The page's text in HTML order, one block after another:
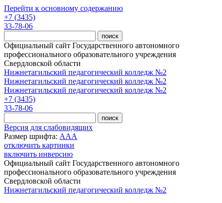
Перейти к основному содержанию
+7 (3435)
33-78-06
Официальный сайт Государственного автономного
профессионального образовательного учреждения
Свердловской области
Нижнетагильский педагогический колледж №2
Нижнетагильский педагогический колледж №2
Нижнетагильский педагогический колледж №2
+7 (3435)
33-78-06
Версия для слабовидящих
Размер шрифта: AAA
отключить картинки
включить инверсию
Официальный сайт Государственного автономного
профессионального образовательного учреждения
Свердловской области
Нижнетагильский педагогический колледж №2